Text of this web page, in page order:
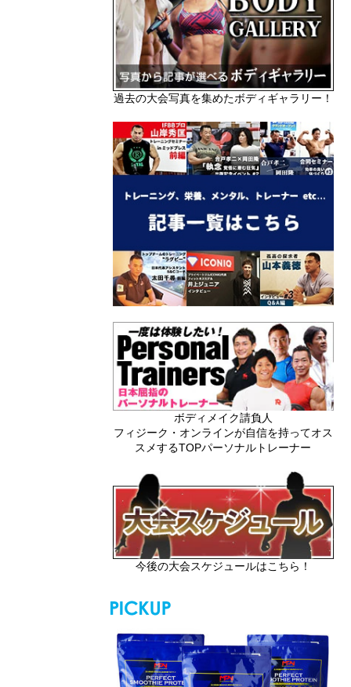
過去の大会写真を集めたボディギャラリー！
ボディメイク請負人
フィジーク・オンラインが自信を持ってオス
スメするTOPパーソナルトレーナー
今後の大会スケジュールはこちら！